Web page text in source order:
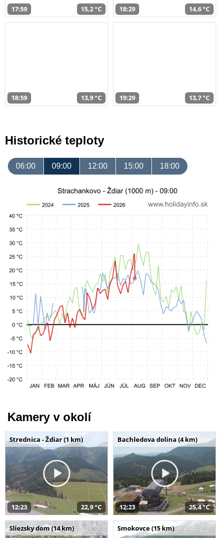
17:59 15,2 °C 18:29 14,6 °C
18:59 13,9 °C 19:29 13,7 °C
Historické teploty
06:00 09:00 12:00 15:00 18:00
Kamery v okolí
Strednica - Ždiar (1 km)
12:23 22,9 °C
Bachledova dolina (4 km)
12:23 25,4 °C
Sliezsky dom (14 km) Smokovce (15 km)